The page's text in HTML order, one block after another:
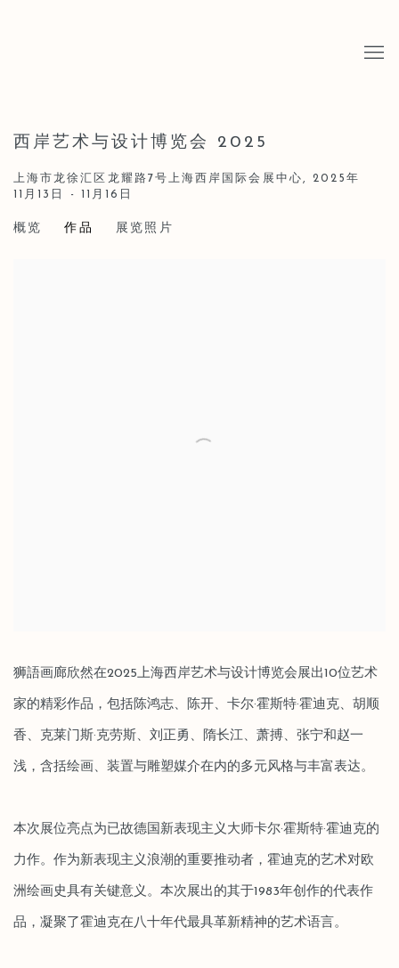
西岸艺术与设计博览会 2025
上海市⻰徐汇区龙耀路7号上海西岸国际会展中心, 2025年
11月13日 - 11月16日
概览 作品 展览照片
狮語画廊欣然在2025上海西岸艺术与设计博览会展出10位艺术
家的精彩作品，包括陈鸿志、陈开、卡尔·霍斯特·霍迪克、胡顺
香、克莱门斯·克劳斯、刘正勇、隋长江、萧搏、张宁和赵一
浅，含括绘画、装置与雕塑媒介在内的多元风格与丰富表达。
本次展位亮点为已故德国新表现主义大师卡尔·霍斯特·霍迪克的
力作。作为新表现主义浪潮的重要推动者，霍迪克的艺术对欧
洲绘画史具有关键意义。本次展出的其于1983年创作的代表作
品，凝聚了霍迪克在八十年代最具革新精神的艺术语言。